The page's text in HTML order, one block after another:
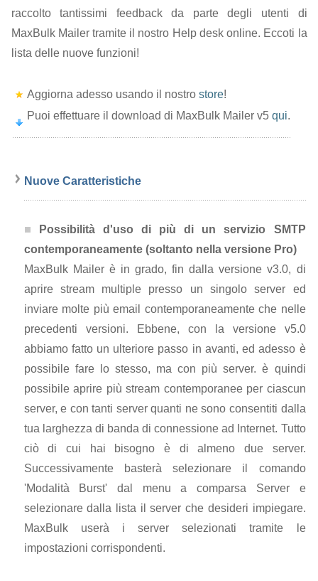
raccolto tantissimi feedback da parte degli utenti di
MaxBulk Mailer tramite il nostro Help desk online. Eccoti la
lista delle nuove funzioni!
Aggiorna adesso usando il nostro store!
Puoi effettuare il download di MaxBulk Mailer v5 qui.
Nuove Caratteristiche
Possibilità d'uso di più di un servizio SMTP
contemporaneamente (soltanto nella versione Pro)
MaxBulk Mailer è in grado, fin dalla versione v3.0, di
aprire stream multiple presso un singolo server ed
inviare molte più email contemporaneamente che nelle
precedenti versioni. Ebbene, con la versione v5.0
abbiamo fatto un ulteriore passo in avanti, ed adesso è
possibile fare lo stesso, ma con più server. è quindi
possibile aprire più stream contemporanee per ciascun
server, e con tanti server quanti ne sono consentiti dalla
tua larghezza di banda di connessione ad Internet. Tutto
ciò di cui hai bisogno è di almeno due server.
Successivamente basterà selezionare il comando
'Modalità Burst' dal menu a comparsa Server e
selezionare dalla lista il server che desideri impiegare.
MaxBulk userà i server selezionati tramite le
impostazioni corrispondenti.